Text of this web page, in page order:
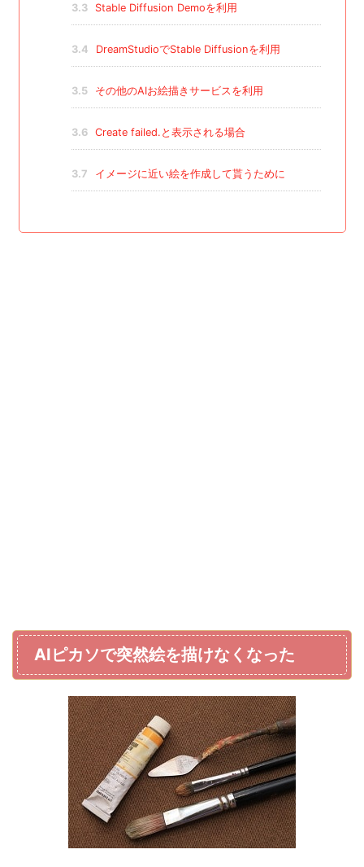
3.3 Stable Diffusion Demoを利用
3.4 DreamStudioでStable Diffusionを利用
3.5 その他のAIお絵描きサービスを利用
3.6 Create failed.と表示される場合
3.7 イメージに近い絵を作成して貰うために
AIピカソで突然絵を描けなくなった